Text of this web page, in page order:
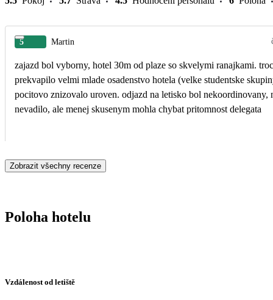
5 Martin
zajazd bol vyborny, hotel 30m od plaze so skvelymi ranajkami.
prekvapilo velmi mlade osadenstvo hotela (velke studentske
pocitovo znizovalo uroven. odjazd na letisko bol nekoordinovany, nam to
nevadilo, ale menej skusenym mohla chybat pritomnost delegata
Zobrazit všechny recenze
Poloha hotelu
Vzdálenost od letiště